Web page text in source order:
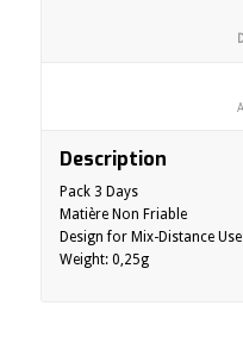
Description
Pack 3 Days
Matière Non Friable
Design for Mix-Distance Use
Weight: 0,25g